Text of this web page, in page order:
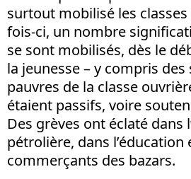
surtout mobilisé les
fois-ci, un nombre
se sont mobilisés, dès le
la jeunesse – y compris
pauvres de la classe
étaient passifs, voire
Des grèves ont éclaté dans
pétrolière, dans l’éducation
commerçants des bazars.